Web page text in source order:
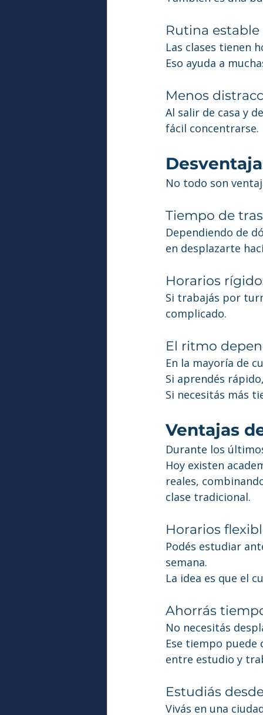
Rutina estable
Las clases tienen
Eso ayuda a
Menos
Al salir de casa y
fácil concentrarse.
No todo son
Tiempo de
Dependiendo de
en desplazarte
Horarios
Si trabajás por
complicado.
El ritmo
En la mayoría de
Si aprendés
Si necesitás más
Ventajas
Durante los
Hoy existen
reales,
clase tradicional.
Horarios
Podés estudiar
semana.
La idea es que el
Ahorrás
No necesitás
Ese tiempo
entre estudio y
Estudiás
Vivás en una